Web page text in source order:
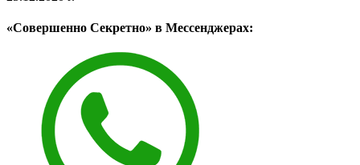
«Совершенно Секретно» в Мессенджерах: